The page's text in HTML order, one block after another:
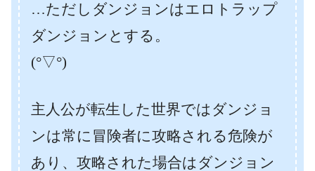
…ただしダンジョンはエロトラップ
ダンジョンとする。
(°▽°)
主人公が転生した世界ではダンジョ
ンは常に冒険者に攻略される危険が
あり、攻略された場合はダンジョン